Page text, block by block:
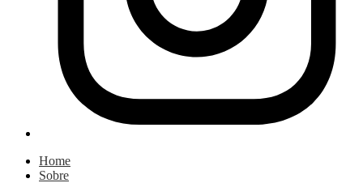
Home
Sobre